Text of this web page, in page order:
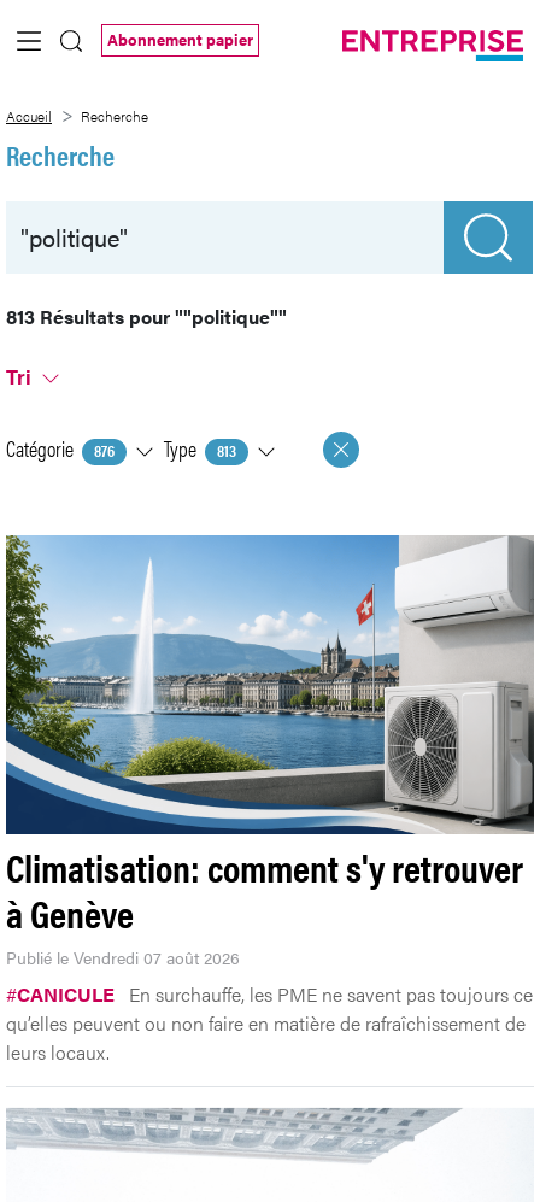
Saut au contenu principal
Abonnement papier
Accueil Recherche
Recherche
813 Résultats pour""politique""
Tri
Catégorie 876 Type 813
Climatisation: comment s'y retrouver
à Genève
Publié le Vendredi 07 août 2026
#CANICULE En surchauffe, les PME ne savent pas toujours ce
qu’elles peuvent ou non faire en matière de rafraîchissement de
leurs locaux.